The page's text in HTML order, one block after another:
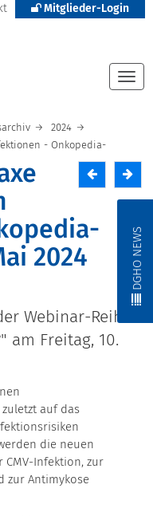
Mitglieder-Login
DGHO NEWS
2024
2024
Webinar-Reihe
am Freitag, 10.
auf das
die neuen
CMV-Infektion, zur
zur Antimykose